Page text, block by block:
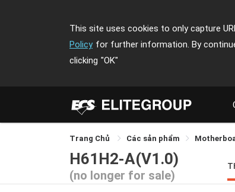
This site uses cookies to only capture
Policy for further information. By
clicking "OK"
Trang Chủ Các sản phẩm
H61H2-A(V1.0)
(no longer for sale)